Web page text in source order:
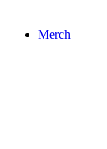
Merch